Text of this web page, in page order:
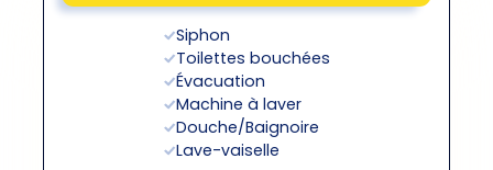
Siphon
Toilettes bouchées
Évacuation
Machine à laver
Douche/Baignoire
Lave-vaiselle